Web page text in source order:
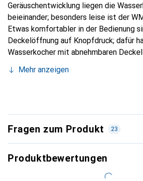
Geräuschentwicklung liegen die
beieinander; besonders leise ist der
Etwas komfortabler in der Bedienung
Deckelöffnung auf Knopfdruck; dafür
Wasserkocher mit abnehmbaren
Mehr anzeigen
Fragen zum Produkt 23
Produktbewertungen